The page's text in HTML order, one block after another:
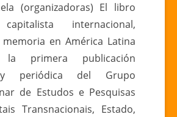
CONFLICTOS
Y
MEMORIA
EN
AMÉRICA
LATINA
(organizadoras) El libro
internacional,
en América Latina
la primera publicación
periódica del Grupo
de Estudos e Pesquisas
Transnacionais, Estado,